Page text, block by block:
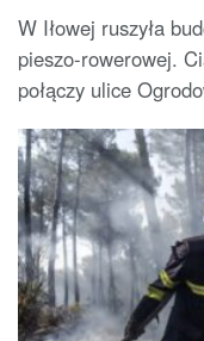
W Iłowej ruszyła
pieszo-rowerowej.
połączy ulice